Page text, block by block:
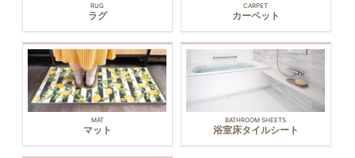
RUG
ラグ
CARPET
カーペット
MAT
マット
BATHROOM SHEETS
浴室床タイルシート